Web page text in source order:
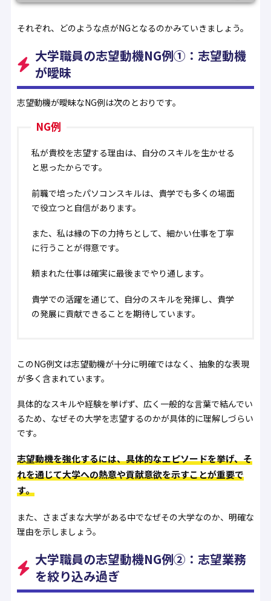
それぞれ、どのような点がNGとなるのかみていきましょう。
大学職員の志望動機NG例①：志望動機
が曖昧
志望動機が曖昧なNG例は次のとおりです。
NG例
私が貴校を志望する理由は、自分のスキルを生かせる
と思ったからです。
前職で培ったパソコンスキルは、貴学でも多くの場面
で役立つと自信があります。
また、私は縁の下の力持ちとして、細かい仕事を丁寧
に行うことが得意です。
頼まれた仕事は確実に最後までやり通します。
貴学での活躍を通じて、自分のスキルを発揮し、貴学
の発展に貢献できることを期待しています。
このNG例文は志望動機が十分に明確ではなく、抽象的な表現
が多く含まれています。
具体的なスキルや経験を挙げず、広く一般的な言葉で結んでい
るため、なぜその大学を志望するのかが具体的に理解しづらい
です。
志望動機を強化するには、具体的なエピソードを挙げ、そ
れを通じて大学への熱意や貢献意欲を示すことが重要で
す。
また、さまざまな大学がある中でなぜその大学なのか、明確な
理由を示しましょう。
大学職員の志望動機NG例②：志望業務
を絞り込み過ぎ